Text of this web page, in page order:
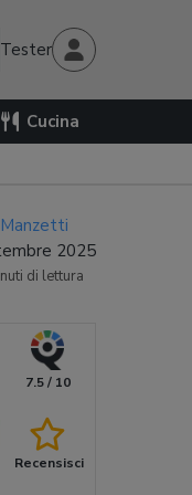
Tester
Cucina
2025
di lettura
7.5 / 10
Recensisci